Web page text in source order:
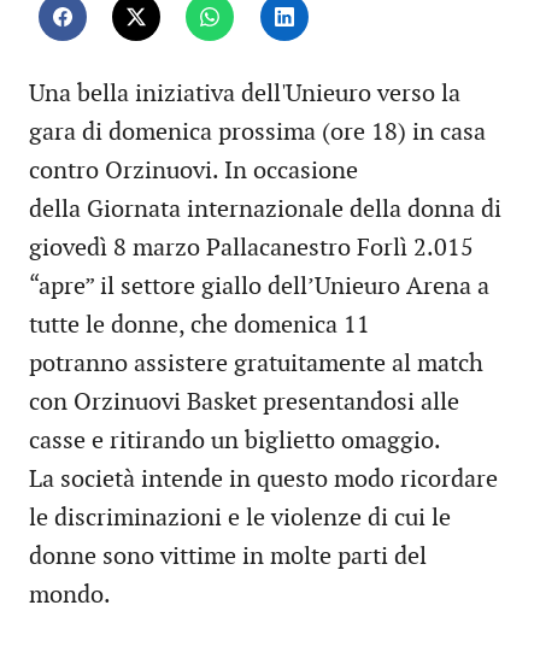
Una bella iniziativa dell'Unieuro verso la
gara di domenica prossima (ore 18) in casa
contro Orzinuovi. In occasione
della Giornata internazionale della donna di
giovedì 8 marzo Pallacanestro Forlì 2.015
“apre” il settore giallo dell’Unieuro Arena a
tutte le donne, che domenica 11
potranno assistere gratuitamente al match
con Orzinuovi Basket presentandosi alle
casse e ritirando un biglietto omaggio.
La società intende in questo modo ricordare
le discriminazioni e le violenze di cui le
donne sono vittime in molte parti del
mondo.